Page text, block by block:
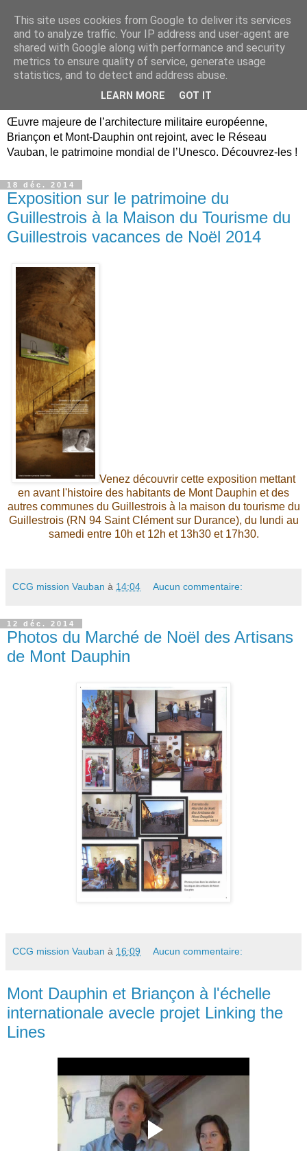
Briançon, Mont-Dauphin,
Vauban Unesco Hautes-
Œuvre majeure de l’architecture militaire européenne,
Briançon et Mont-Dauphin ont rejoint, avec le Réseau
Vauban, le patrimoine mondial de l’Unesco. Découvrez-les !
18 déc. 2014
Exposition sur le patrimoine du
Guillestrois à la Maison du Tourisme du
Guillestrois vacances de Noël 2014
Venez découvrir cette exposition mettant
en avant l'histoire des habitants de Mont Dauphin et des
autres communes du Guillestrois à la maison du tourisme du
Guillestrois (RN 94 Saint Clément sur Durance), du lundi au
samedi entre 10h et 12h et 13h30 et 17h30.
CCG mission Vauban à 14:04 Aucun commentaire:
12 déc. 2014
Photos du Marché de Noël des Artisans
de Mont Dauphin
CCG mission Vauban à 16:09 Aucun commentaire:
Mont Dauphin et Briançon à l'échelle
internationale avecle projet Linking the
Lines
This site uses cookies from Google to deliver its services
and to analyze traffic. Your IP address and user-agent are
shared with Google along with performance and security
metrics to ensure quality of service, generate usage
statistics, and to detect and address abuse.
LEARN MORE GOT IT